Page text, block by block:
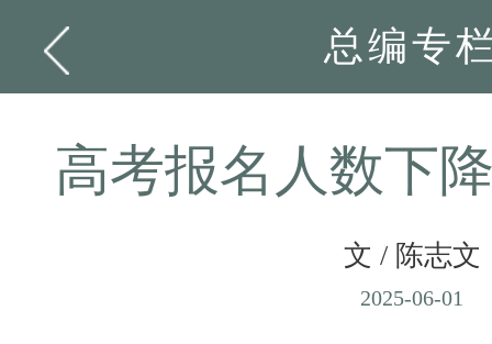
总编专
高考报名人数下
文 / 陈志文
2025-06-01